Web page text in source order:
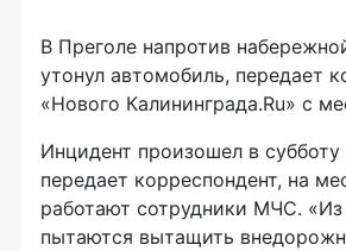
В Преголе напротив
утонул автомобиль, передает
«Нового Калининграда.Ru» с
Инцидент произошел в
передает корреспондент, на
работают сотрудники МЧС.
пытаются вытащить